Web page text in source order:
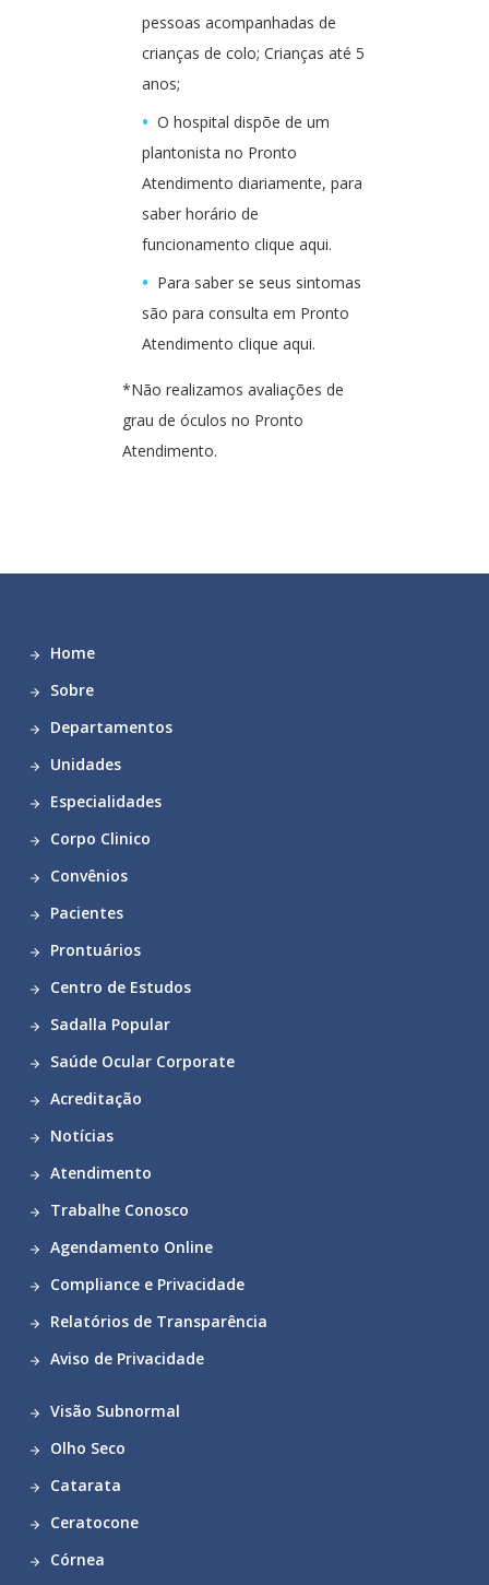
pessoas acompanhadas de
crianças de colo; Crianças até 5
anos;
O hospital dispõe de um
plantonista no Pronto
Atendimento diariamente, para
saber horário de
funcionamento clique aqui.
Para saber se seus sintomas
são para consulta em Pronto
Atendimento clique aqui.
*Não realizamos avaliações de
grau de óculos no Pronto
Atendimento.
Home
Sobre
Departamentos
Unidades
Especialidades
Corpo Clinico
Convênios
Pacientes
Prontuários
Centro de Estudos
Sadalla Popular
Saúde Ocular Corporate
Acreditação
Notícias
Atendimento
Trabalhe Conosco
Agendamento Online
Compliance e Privacidade
Relatórios de Transparência
Aviso de Privacidade
Visão Subnormal
Olho Seco
Catarata
Ceratocone
Córnea